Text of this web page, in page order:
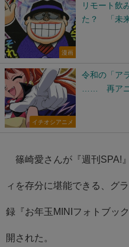
漫画
リモート飲
た？ 「未
イチオシアニメ
令和の「ア
…… 再アニ
篠崎愛さんが『週刊SPA!
ィを存分に堪能できる、グ
録『お年玉MINIフォトブッ
開された。